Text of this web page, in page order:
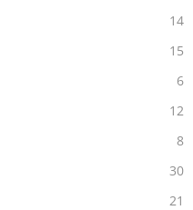
14
15
6
12
8
30
21